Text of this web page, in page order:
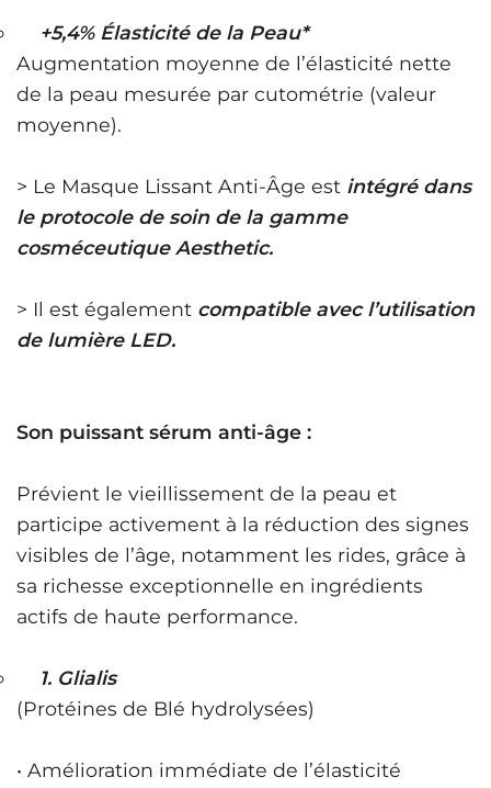
+5,4% Élasticité de la Peau*
Augmentation moyenne de l’élasticité nette
de la peau mesurée par cutométrie (valeur
moyenne).
> Le Masque Lissant Anti-Âge est intégré dans
le protocole de soin de la gamme
cosméceutique Aesthetic.
> Il est également compatible avec l’utilisation
de lumière LED.
Son puissant sérum anti-âge :
Prévient le vieillissement de la peau et
participe activement à la réduction des signes
visibles de l’âge, notamment les rides, grâce à
sa richesse exceptionnelle en ingrédients
actifs de haute performance.
1. Glialis
(Protéines de Blé hydrolysées)
• Amélioration immédiate de l’élasticité